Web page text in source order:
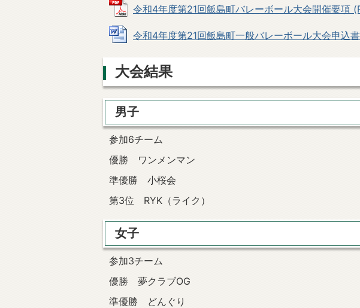
令和4年度第21回飯島町バレーボール大会開催要項
令和4年度第21回飯島町一般バレーボール大会申込
大会結果
男子
参加6チーム
優勝 ワンメンマン
準優勝 小桜会
第3位 RYK（ライク）
女子
参加3チーム
優勝 夢クラブOG
準優勝 どんぐり